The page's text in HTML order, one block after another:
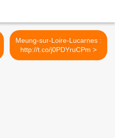
Meung-sur-Loire-Lucarnes :
http://t.co/j0PDYruCPm >